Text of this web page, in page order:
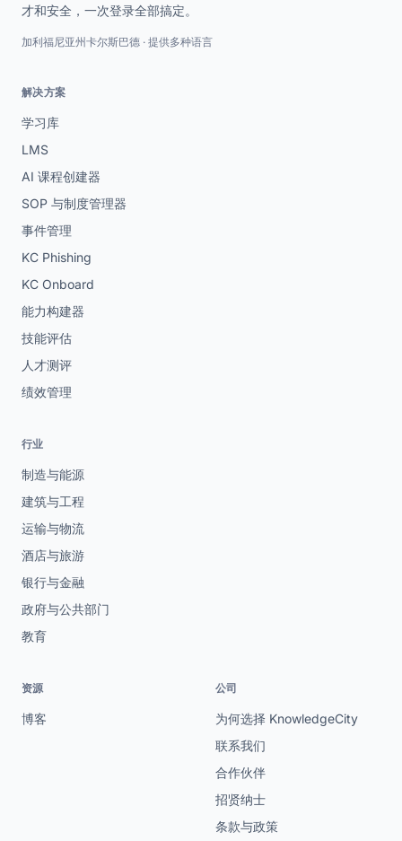
才和安全，一次登录全部搞定。
加利福尼亚州卡尔斯巴德 · 提供多种语言
解决方案
学习库
LMS
AI 课程创建器
SOP 与制度管理器
事件管理
KC Phishing
KC Onboard
能力构建器
技能评估
人才测评
绩效管理
行业
制造与能源
建筑与工程
运输与物流
酒店与旅游
银行与金融
政府与公共部门
教育
资源
博客
公司
为何选择 KnowledgeCity
联系我们
合作伙伴
招贤纳士
条款与政策